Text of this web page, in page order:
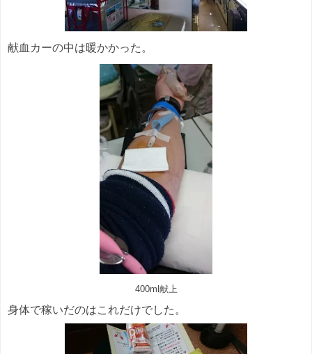
献血カーの中は暖かかった。
400ml献上
身体で稼いだのはこれだけでした。